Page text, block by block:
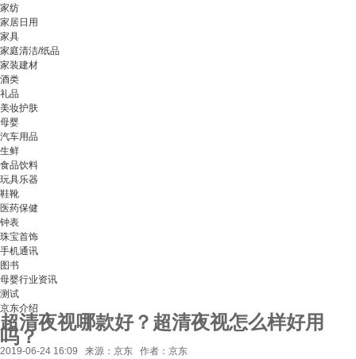
家纺
家居日用
家具
家庭清洁/纸品
家装建材
酒类
礼品
美妆护肤
母婴
汽车用品
生鲜
食品饮料
玩具乐器
鞋靴
医药保健
钟表
珠宝首饰
手机通讯
图书
母婴行业资讯
测试
京东介绍
超清夜视哪款好？超清夜视怎么样好用
吗？
2019-06-24 16:09 来源：京东 作者：京东